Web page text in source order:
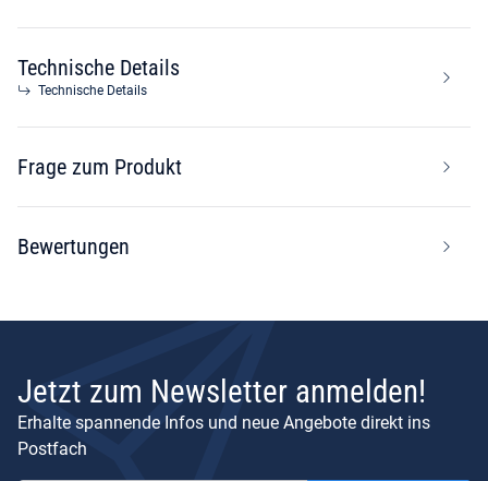
Technische Details
Technische Details
Frage zum Produkt
Bewertungen
Jetzt zum Newsletter anmelden!
Erhalte spannende Infos und neue Angebote direkt ins
Postfach